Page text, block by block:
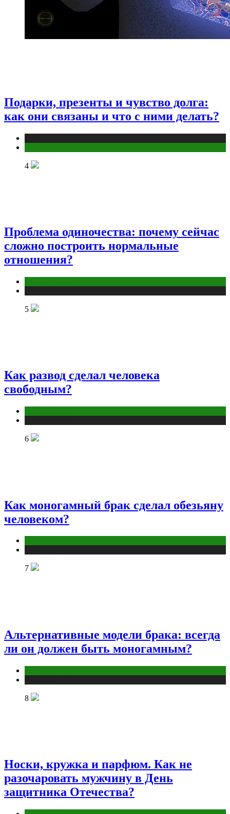
Подарки, презенты и чувство долга:
как они связаны и что с ними делать?
4
Проблема одиночества: почему сейчас
сложно построить нормальные
отношения?
5
Как развод сделал человека
свободным?
6
Как моногамный брак сделал обезьяну
человеком?
7
Альтернативные модели брака: всегда
ли он должен быть моногамным?
8
Носки, кружка и парфюм. Как не
разочаровать мужчину в День
защитника Отечества?